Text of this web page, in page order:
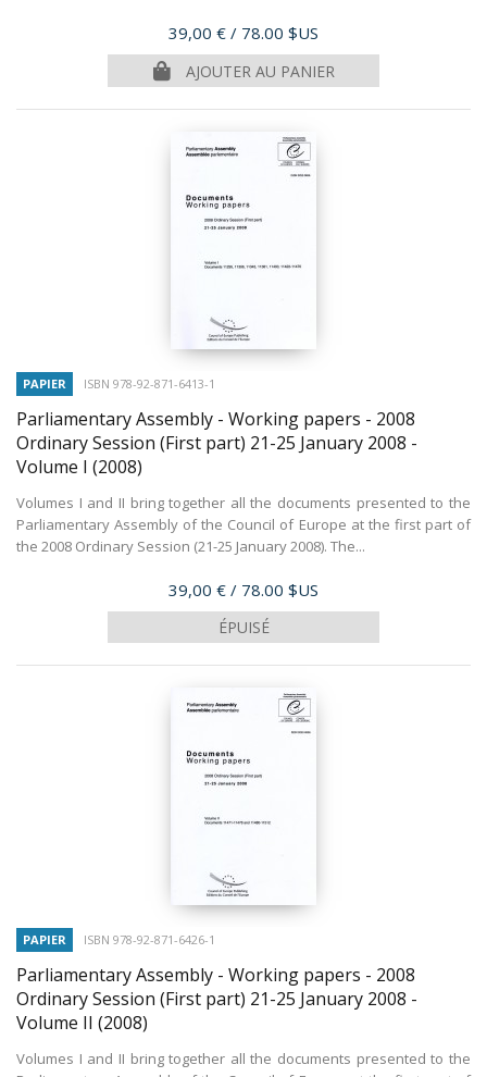
Prix
39,00 € / 78.00 $US
AJOUTER AU PANIER
PAPIER ISBN 978-92-871-6413-1
Parliamentary Assembly - Working papers - 2008
Ordinary Session (First part) 21-25 January 2008 -
Volume I (2008)
Volumes I and II bring together all the documents presented to the
Parliamentary Assembly of the Council of Europe at the first part of
the 2008 Ordinary Session (21-25 January 2008). The...
Prix
39,00 € / 78.00 $US
ÉPUISÉ
PAPIER ISBN 978-92-871-6426-1
Parliamentary Assembly - Working papers - 2008
Ordinary Session (First part) 21-25 January 2008 -
Volume II (2008)
Volumes I and II bring together all the documents presented to the